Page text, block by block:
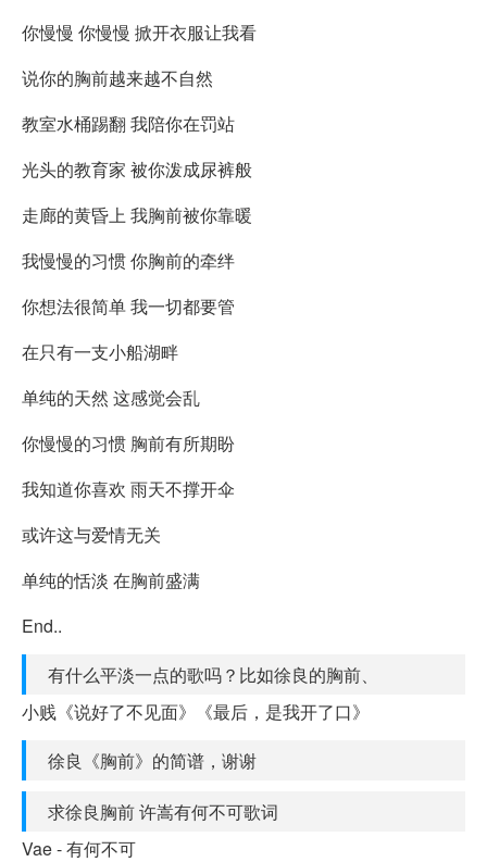
你慢慢 你慢慢 掀开衣服让我看
说你的胸前越来越不自然
教室水桶踢翻 我陪你在罚站
光头的教育家 被你泼成尿裤般
走廊的黄昏上 我胸前被你靠暖
我慢慢的习惯 你胸前的牵绊
你想法很简单 我一切都要管
在只有一支小船湖畔
单纯的天然 这感觉会乱
你慢慢的习惯 胸前有所期盼
我知道你喜欢 雨天不撑开伞
或许这与爱情无关
单纯的恬淡 在胸前盛满
End..
有什么平淡一点的歌吗？比如徐良的胸前、
小贱《说好了不见面》《最后，是我开了口》
徐良《胸前》的简谱，谢谢
求徐良胸前 许嵩有何不可歌词
Vae - 有何不可